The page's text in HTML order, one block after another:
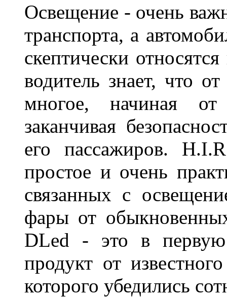
Освещение - очень
транспорта, а
скептически
водитель знает, что
многое, начиная
заканчивая
его пассажиров.
простое и очень
связанных с
фары от
DLed - это в первую
продукт от
которого убедились